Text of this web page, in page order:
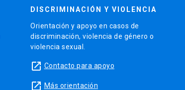
DISCRIMINACIÓN Y VIOLENCIA
Orientación y apoyo en casos de
discriminación, violencia de género o
violencia sexual.
launch Contacto para apoyo
launch Más orientación